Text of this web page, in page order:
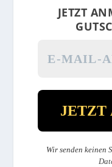
JETZT
Wir senden keinen